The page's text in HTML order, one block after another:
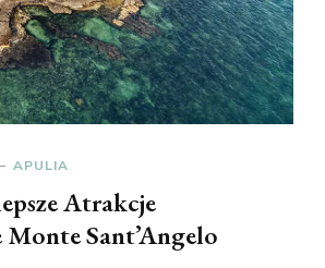
APULIA
Atrakcje
Sant’Angelo